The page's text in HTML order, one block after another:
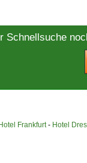
Schnellsuche
Hotel Frankfurt- Hotel